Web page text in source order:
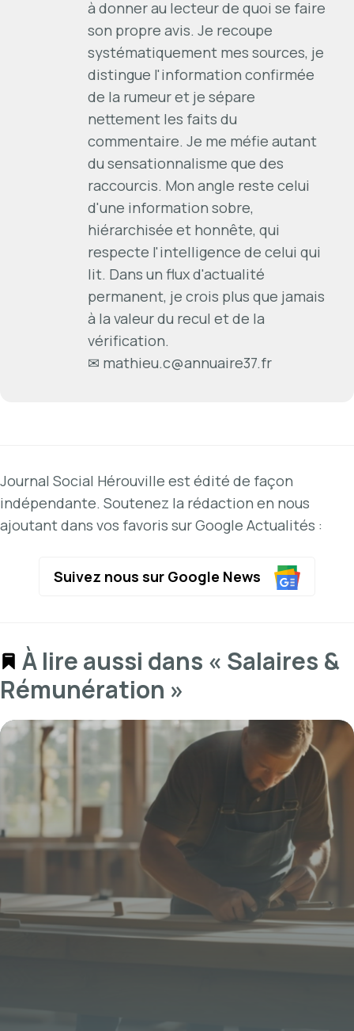
à donner au lecteur de quoi se faire
son propre avis. Je recoupe
systématiquement mes sources, je
distingue l'information confirmée
de la rumeur et je sépare
nettement les faits du
commentaire. Je me méfie autant
du sensationnalisme que des
raccourcis. Mon angle reste celui
d'une information sobre,
hiérarchisée et honnête, qui
respecte l'intelligence de celui qui
lit. Dans un flux d'actualité
permanent, je crois plus que jamais
à la valeur du recul et de la
vérification.
✉ mathieu.c@annuaire37.fr
Journal Social Hérouville est édité de façon
indépendante. Soutenez la rédaction en nous
ajoutant dans vos favoris sur Google Actualités :
Suivez nous sur Google News
À lire aussi dans « Salaires &
Rémunération »